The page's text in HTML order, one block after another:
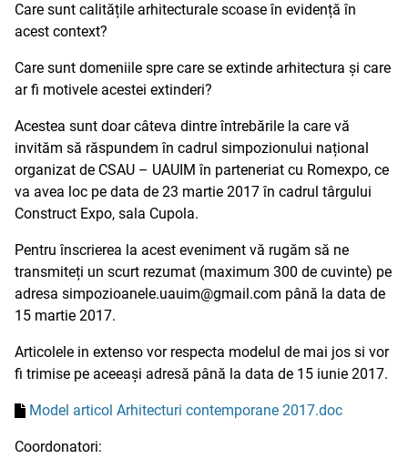
Care sunt calitățile arhitecturale scoase în evidență în
acest context?
Care sunt domeniile spre care se extinde arhitectura și care
ar fi motivele acestei extinderi?
Acestea sunt doar câteva dintre întrebările la care vă
invităm să răspundem în cadrul simpozionului național
organizat de CSAU – UAUIM în parteneriat cu Romexpo, ce
va avea loc pe data de 23 martie 2017 în cadrul târgului
Construct Expo, sala Cupola.
Pentru înscrierea la acest eveniment vă rugăm să ne
transmiteți un scurt rezumat (maximum 300 de cuvinte) pe
adresa simpozioanele.uauim@gmail.com până la data de
15 martie 2017.
Articolele in extenso vor respecta modelul de mai jos si vor
fi trimise pe aceeași adresă până la data de 15 iunie 2017.
Model articol Arhitecturi contemporane 2017.doc
Coordonatori: